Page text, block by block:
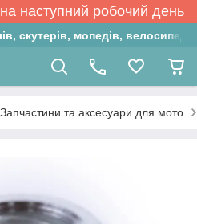
наступний робочий день
скутерів, мопедів,
Запчастини та аксесуари для мото